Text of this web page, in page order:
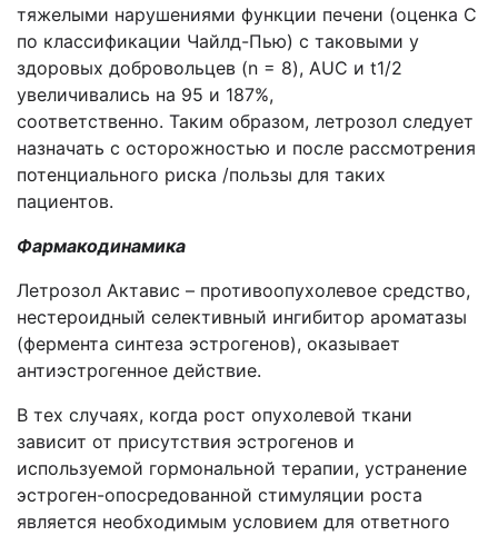
тяжелыми нарушениями функции печени (оценка C
по классификации Чайлд-Пью) с таковыми у
здоровых добровольцев (n = 8), AUC и t1/2
увеличивались на 95 и 187%,
соответственно. Таким образом, летрозол следует
назначать с осторожностью и после рассмотрения
потенциального риска /пользы для таких
пациентов.
Фармакодинамика
Летрозол Актавис – противоопухолевое средство,
нестероидный селективный ингибитор ароматазы
(фермента синтеза эстрогенов), оказывает
антиэстрогенное действие.
В тех случаях, когда рост опухолевой ткани
зависит от присутствия эстрогенов и
используемой гормональной терапии, устранение
эстроген-опосредованной стимуляции роста
является необходимым условием для ответного